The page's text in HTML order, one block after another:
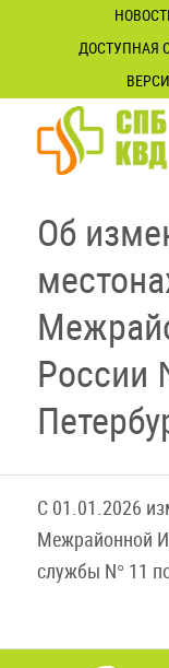
ДОСТУПНАЯ
Об
России
С 01.01.2026
Межрайонной
службы N° 11